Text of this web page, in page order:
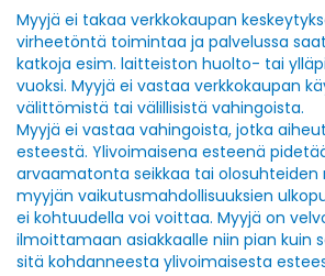
Myyjä ei takaa verkkokaupan
virheetöntä toimintaa ja palvelussa
katkoja esim. laitteiston huolto- tai
vuoksi. Myyjä ei vastaa verkkokaupan
välittömistä tai välillisistä vahingoista.
Myyjä ei vastaa vahingoista, jotka
esteestä. Ylivoimaisena esteenä
arvaamatonta seikkaa tai olosuhteiden
myyjän vaikutusmahdollisuuksien
ei kohtuudella voi voittaa. Myyjä on
ilmoittamaan asiakkaalle niin pian kuin
sitä kohdanneesta ylivoimaisesta